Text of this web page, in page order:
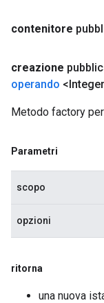
contenitore
creazione
operando
Metodo factory
Parametri
scopo
opzioni
ritorna
una nuova